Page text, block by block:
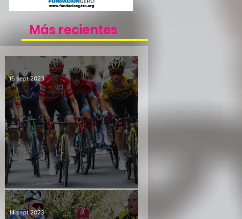
Más recientes
Culminación y consenso
16 sept 2023
14 sept 2023